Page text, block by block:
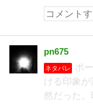
pn675
ネタバレ
ポ
ける印象
然だった